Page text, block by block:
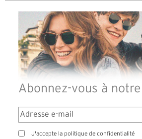
Abonnez-vous à
J'accepte la politique de confidentialité